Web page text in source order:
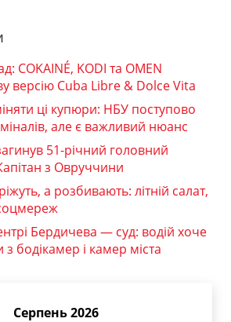
COKAINÉ, KODI та OMEN
версію Cuba Libre & Dolce Vita
ці купюри: НБУ поступово
але є важливий нюанс
51-річний головний
з Овруччини
а розбивають: літній салат,
Бердичева — суд: водій хоче
бодікамер і камер міста
Серпень 2026